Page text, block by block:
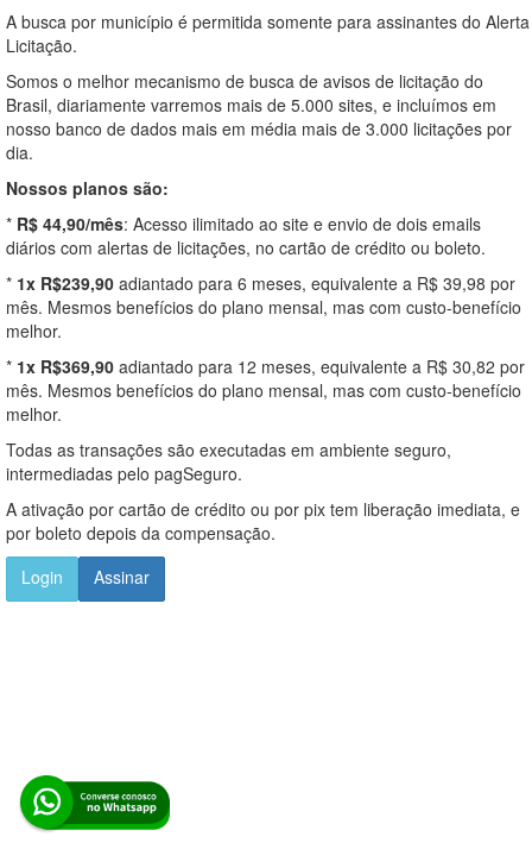
A busca por município é permitida somente para assinantes do Alerta
Licitação.
Somos o melhor mecanismo de busca de avisos de licitação do
Brasil, diariamente varremos mais de 5.000 sites, e incluímos em
nosso banco de dados mais em média mais de 3.000 licitações por
dia.
Nossos planos são:
* R$ 44,90/mês: Acesso ilimitado ao site e envio de dois emails
diários com alertas de licitações, no cartão de crédito ou boleto.
* 1x R$239,90 adiantado para 6 meses, equivalente a R$ 39,98 por
mês. Mesmos benefícios do plano mensal, mas com custo-benefício
melhor.
* 1x R$369,90 adiantado para 12 meses, equivalente a R$ 30,82 por
mês. Mesmos benefícios do plano mensal, mas com custo-benefício
melhor.
Todas as transações são executadas em ambiente seguro,
intermediadas pelo pagSeguro.
A ativação por cartão de crédito ou por pix tem liberação imediata, e
por boleto depois da compensação.
Login
Assinar